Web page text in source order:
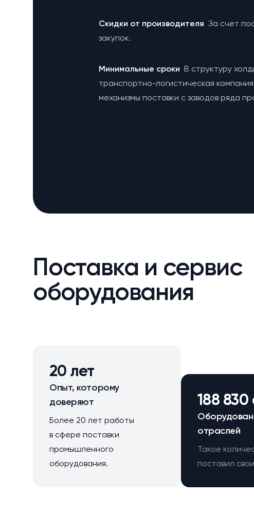
Cкидки от производителя За счет
закупок.
Минимальные сроки В структуру
транспортно-логистическая
механизмы поставки с заводов ряда
Поставка и сервис
оборудования
20 лет
Опыт, которому
доверяют
Более 20 лет работы
в сфере поставки
промышленного
оборудования.
188
отраслей
Такое
поставил